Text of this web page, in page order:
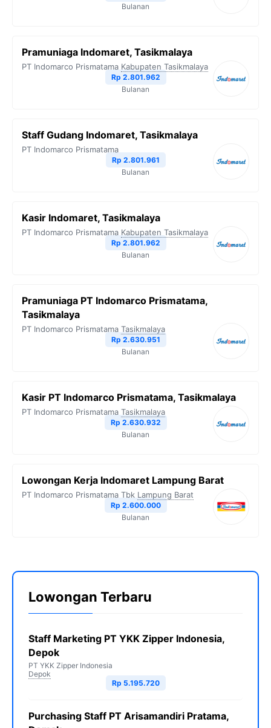
Bulanan
Pramuniaga Indomaret, Tasikmalaya
PT Indomarco Prismatama Kabupaten Tasikmalaya
Rp 2.801.962
Bulanan
Staff Gudang Indomaret, Tasikmalaya
PT Indomarco Prismatama
Rp 2.801.961
Bulanan
Kasir Indomaret, Tasikmalaya
PT Indomarco Prismatama Kabupaten Tasikmalaya
Rp 2.801.962
Bulanan
Pramuniaga PT Indomarco Prismatama,
Tasikmalaya
PT Indomarco Prismatama Tasikmalaya
Rp 2.630.951
Bulanan
Kasir PT Indomarco Prismatama, Tasikmalaya
PT Indomarco Prismatama Tasikmalaya
Rp 2.630.932
Bulanan
Lowongan Kerja Indomaret Lampung Barat
PT Indomarco Prismatama Tbk Lampung Barat
Rp 2.600.000
Bulanan
Lowongan Terbaru
Staff Marketing PT YKK Zipper Indonesia,
Depok
PT YKK Zipper Indonesia
Depok
Rp 5.195.720
Purchasing Staff PT Arisamandiri Pratama,